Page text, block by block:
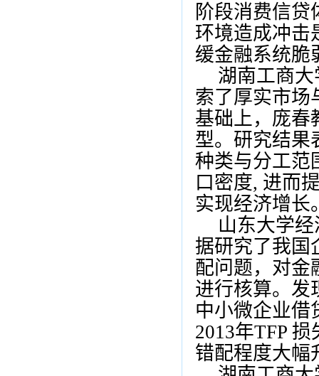
阶段消费信
环境造成冲击
缓金融系统脆
湖南工商
索了厚实市场
基础上，庞春
型。研究结果
种类与分工范
口密度, 进而
实现经济增长
山东大学
据研究了我国
配问题，对金
进行核算。发
中小微企业借
2013年TFP 损
错配程度大幅